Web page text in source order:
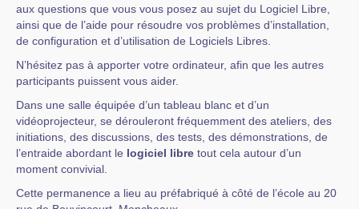
aux questions que vous vous posez au sujet du Logiciel Libre,
ainsi que de l’aide pour résoudre vos problèmes d’installation,
de configuration et d’utilisation de Logiciels Libres.
N’hésitez pas à apporter votre ordinateur, afin que les autres
participants puissent vous aider.
Dans une salle équipée d’un tableau blanc et d’un
vidéoprojecteur, se dérouleront fréquemment des ateliers, des
initiations, des discussions, des tests, des démonstrations, de
l’entraide abordant le logiciel libre tout cela autour d’un
moment convivial.
Cette permanence a lieu au préfabriqué à côté de l’école au 20